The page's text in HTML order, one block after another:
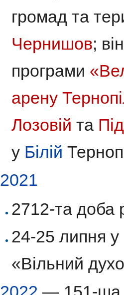
громад та
Чернишов;
програми
арену
Лозовій та
у Білій
2021
2712-та доба
24-25 липня
«Вільний